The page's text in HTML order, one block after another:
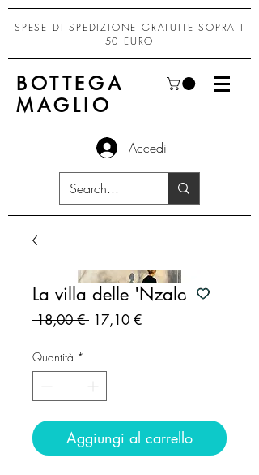
SPESE DI SPEDIZIONE GRATUITE SOPRA I
50 EURO
BOTTEGA
MAGLIO
Accedi
La villa delle 'Nzalore
18,00 € Prezzo
17,10 €Prezzo
Quantità *
Aggiungi al carrello